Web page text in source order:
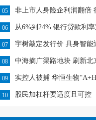
05 非上市人身险企利润翻倍
06 从6%到24% 银行贷款利
07 宇树敲定发行价 具身智能
08 中海摘广渠路地块 刷新北
09 实控人被捕 华恒生物
10 股民加杠杆要适度且可控